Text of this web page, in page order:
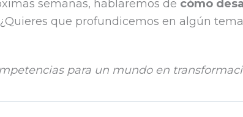
semanas, hablaremos de cómo
que profundicemos en algún
para un mundo en